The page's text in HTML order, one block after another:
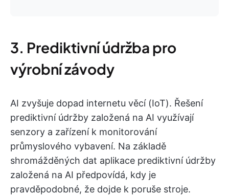
3. Prediktivní údržba pro
výrobní závody
AI zvyšuje dopad internetu věcí (IoT). Řešení
prediktivní údržby založená na AI využívají
senzory a zařízení k monitorování
průmyslového vybavení. Na základě
shromážděných dat aplikace prediktivní údržby
založená na AI předpovídá, kdy je
pravděpodobné, že dojde k poruše stroje.